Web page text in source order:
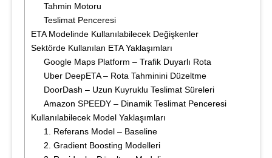
Tahmin Motoru
Teslimat Penceresi
ETA Modelinde Kullanılabilecek Değişkenler
Sektörde Kullanılan ETA Yaklaşımları
Google Maps Platform – Trafik Duyarlı Rota
Uber DeepETA – Rota Tahminini Düzeltme
DoorDash – Uzun Kuyruklu Teslimat Süreleri
Amazon SPEEDY – Dinamik Teslimat Penceresi
Kullanılabilecek Model Yaklaşımları
1. Referans Model – Baseline
2. Gradient Boosting Modelleri